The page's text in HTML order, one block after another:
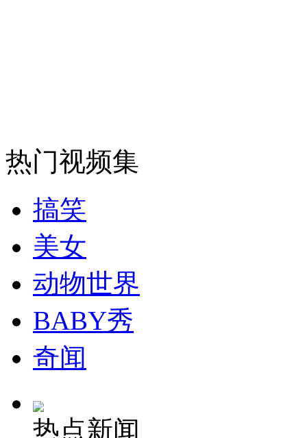
纽约上演“枕头大战”
司机酒驾遇交警 急速倒车逃窜
热门视频集
搞笑
美女
动物世界
BABY秀
奇闻
热点新闻